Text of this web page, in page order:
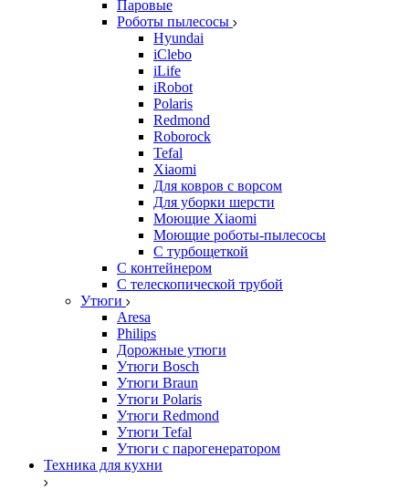
Паровые
Роботы пылесосы
Hyundai
iClebo
iLife
iRobot
Polaris
Redmond
Roborock
Tefal
Xiaomi
Для ковров с ворсом
Для уборки шерсти
Моющие Xiaomi
Моющие роботы-пылесосы
С турбощеткой
С контейнером
С телескопической трубой
Утюги
Aresa
Philips
Дорожные утюги
Утюги Bosch
Утюги Braun
Утюги Polaris
Утюги Redmond
Утюги Tefal
Утюги с парогенератором
Техника для кухни